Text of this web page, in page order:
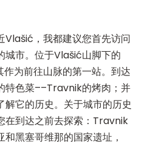
Vlašić，我都建议您首先访问
城市。位于Vlašić山脚下的
为前往山脉的第一站。到达
特色菜––Travnik的烤肉；并
解它的历史。关于城市的历史
在到达之前去探索：Travnik
黑塞哥维那的国家遗址，